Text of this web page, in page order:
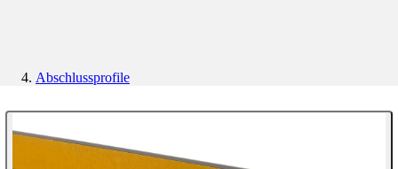
Abschlussprofile